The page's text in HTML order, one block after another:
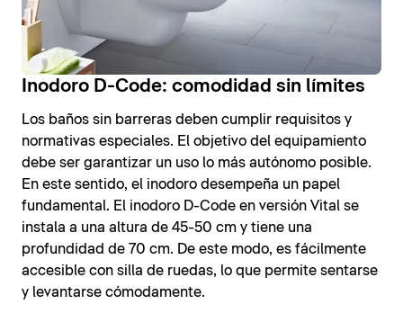
Inodoro D-Code: comodidad sin límites
Los baños sin barreras deben cumplir requisitos y
normativas especiales. El objetivo del equipamiento
debe ser garantizar un uso lo más autónomo posible.
En este sentido, el inodoro desempeña un papel
fundamental. El inodoro D-Code en versión Vital se
instala a una altura de 45-50 cm y tiene una
profundidad de 70 cm. De este modo, es fácilmente
accesible con silla de ruedas, lo que permite sentarse
y levantarse cómodamente.